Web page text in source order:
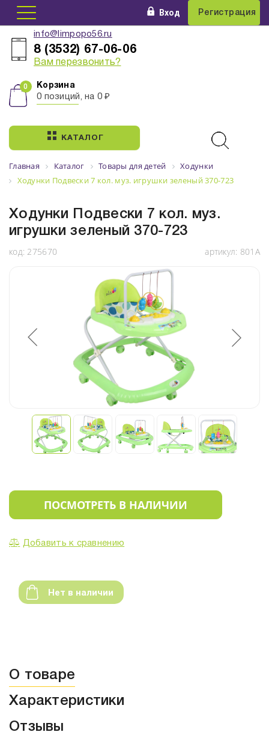
Вход Регистрация
info@limpopo56.ru
8 (3532) 67-06-06
Вам перезвонить?
Корзина
0 позиций, на 0 ₽
КАТАЛОГ
Главная Каталог Товары для детей
Ходунки
Ходунки Подвески 7 кол. муз. игрушки зеленый 370-723
Ходунки Подвески 7 кол. муз.
игрушки зеленый 370-723
код: 275670 артикул: 801А
ПОСМОТРЕТЬ В НАЛИЧИИ
Добавить к сравнению
Нет в наличии
О товаре
Характеристики
Отзывы